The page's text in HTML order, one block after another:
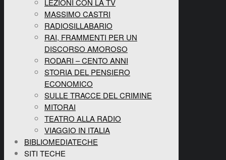
LEZIONI CON LA TV
MASSIMO CASTRI
RADIOSILLABARIO
RAI, FRAMMENTI PER UN
DISCORSO AMOROSO
RODARI – CENTO ANNI
STORIA DEL PENSIERO
ECONOMICO
SULLE TRACCE DEL CRIMINE
MITORAI
TEATRO ALLA RADIO
VIAGGIO IN ITALIA
BIBLIOMEDIATECHE
SITI TECHE